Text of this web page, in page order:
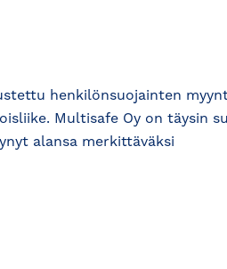
henkilönsuojainten
Multisafe Oy on täysin
alansa merkittäväksi